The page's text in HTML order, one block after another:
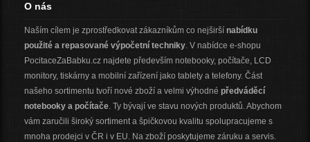
O nás
Naším cílem je zprostředkovat zákazníkům co nejširší nabídku
použité a repasované výpočetní techniky. V nabídce e-shopu
PocitaceZaBabku.cz najdete především notebooky, počítače, LCD
monitory, tiskárny a mobilní zařízení jako tablety a telefony. Část
našeho sortimentu tvoří nové zboží a velmi výhodné předváděcí
notebooky a počítače. Ty bývají ve stavu nových produktů. Abychom
vám zaručili široký sortiment a špičkovou kvalitu spolupracujeme s
mnoha prodejci v ČR i v EU. Na zboží poskytujeme záruku a servis.